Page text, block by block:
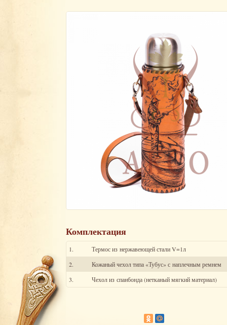
Комплектация
1.
Термос из нержавеющей стали V=1л
2.
Кожаный чехол типа «Тубус» с наплечным ремнем
3.
Чехол из спанбонда (нетканый мягкий материал)